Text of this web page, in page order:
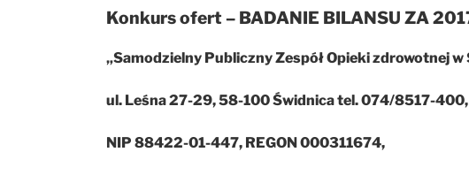
Konkurs ofert – BADANIE BILANSU ZA
„Samodzielny Publiczny Zespół Opieki zdrowotnej w
ul. Leśna 27-29, 58-100 Świdnica tel. 074/8517-
NIP 88422-01-447, REGON 000311674,